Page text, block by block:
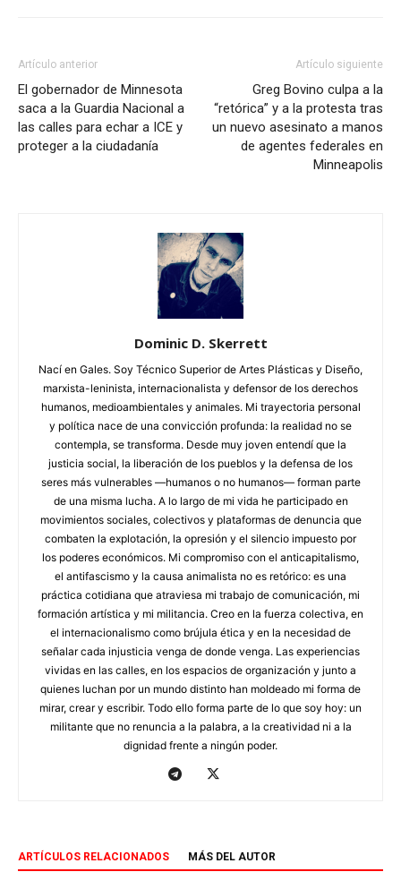
Artículo anterior
El gobernador de Minnesota
saca a la Guardia Nacional a
las calles para echar a ICE y
proteger a la ciudadanía
Artículo siguiente
Greg Bovino culpa a la
“retórica” y a la protesta tras
un nuevo asesinato a manos
de agentes federales en
Minneapolis
Dominic D. Skerrett
Nací en Gales. Soy Técnico Superior de Artes Plásticas y Diseño,
marxista-leninista, internacionalista y defensor de los derechos
humanos, medioambientales y animales. Mi trayectoria personal
y política nace de una convicción profunda: la realidad no se
contempla, se transforma. Desde muy joven entendí que la
justicia social, la liberación de los pueblos y la defensa de los
seres más vulnerables —humanos o no humanos— forman parte
de una misma lucha. A lo largo de mi vida he participado en
movimientos sociales, colectivos y plataformas de denuncia que
combaten la explotación, la opresión y el silencio impuesto por
los poderes económicos. Mi compromiso con el anticapitalismo,
el antifascismo y la causa animalista no es retórico: es una
práctica cotidiana que atraviesa mi trabajo de comunicación, mi
formación artística y mi militancia. Creo en la fuerza colectiva, en
el internacionalismo como brújula ética y en la necesidad de
señalar cada injusticia venga de donde venga. Las experiencias
vividas en las calles, en los espacios de organización y junto a
quienes luchan por un mundo distinto han moldeado mi forma de
mirar, crear y escribir. Todo ello forma parte de lo que soy hoy: un
militante que no renuncia a la palabra, a la creatividad ni a la
dignidad frente a ningún poder.
ARTÍCULOS RELACIONADOS MÁS DEL AUTOR